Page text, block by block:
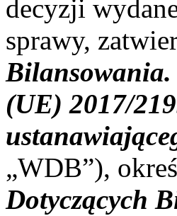
decyzji
sprawy,
Bilansowania.
(UE) 2017/
„WDB”),
Dotyczących